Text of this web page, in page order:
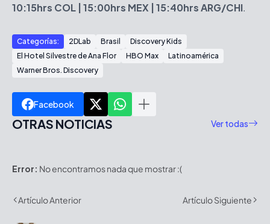
10:15hrs COL | 15:00hrs MEX |15:40hrs ARG/CHI.
Categorías: 2DLab Brasil
Discovery Kids
El Hotel Silvestre de Ana Flor
HBO Max
Latinoamérica
Warner Bros. Discovery
Facebook
OTRAS NOTICIAS Ver todas
Error: No encontramos nada que mostrar :(
Artículo Anterior Artículo Siguiente